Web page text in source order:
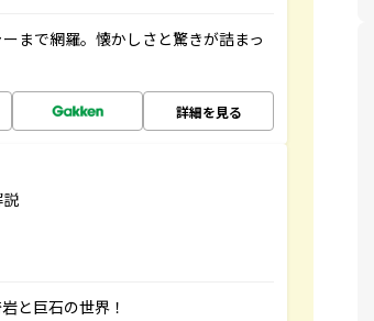
まで網羅。懐かしさと驚きが詰まっ
詳細を見る
と巨石の世界！